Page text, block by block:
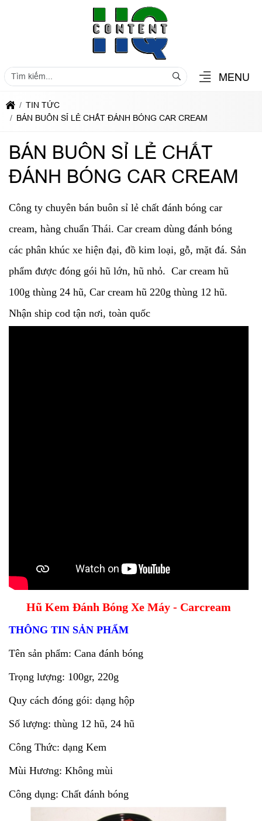
MENU
TIN TỨC
BÁN BUÔN SỈ LẺ CHẤT ĐÁNH BÓNG CAR CREAM
BÁN BUÔN SỈ LẺ CHẤT
ĐÁNH BÓNG CAR CREAM
Công ty chuyên bán buôn sỉ lẻ chất đánh bóng car
cream, hàng chuẩn Thái. Car cream dùng đánh bóng
các phân khúc xe hiện đại, đồ kim loại, gỗ, mặt đá. Sản
phẩm được đóng gói hũ lớn, hũ nhỏ. Car cream hũ
100g thùng 24 hũ, Car cream hũ 220g thùng 12 hũ.
Nhận ship cod tận nơi, toàn quốc
Hũ Kem Đánh Bóng Xe Máy - Carcream
THÔNG TIN SẢN PHẨM
Tên sản phẩm: Cana đánh bóng
Trọng lượng: 100gr, 220g
Quy cách đóng gói: dạng hộp
Số lượng: thùng 12 hũ, 24 hũ
Công Thức: dạng Kem
Mùi Hương: Không mùi
Công dụng: Chất đánh bóng